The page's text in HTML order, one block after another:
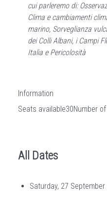
cui parleremo di:
Clima e cambiamenti
marino, Sorveglianza
dei Colli Albani, i Campi
Italia e Pericolosità
Information
Seats available30Number
All Dates
Saturday, 27 September